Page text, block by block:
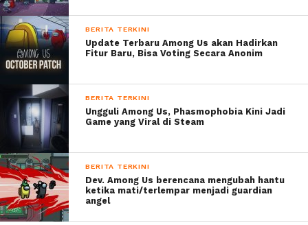
BERITA TERKINI
Update Terbaru Among Us akan Hadirkan
Fitur Baru, Bisa Voting Secara Anonim
BERITA TERKINI
Ungguli Among Us, Phasmophobia Kini Jadi
Game yang Viral di Steam
BERITA TERKINI
Dev. Among Us berencana mengubah hantu
ketika mati/terlempar menjadi guardian
angel